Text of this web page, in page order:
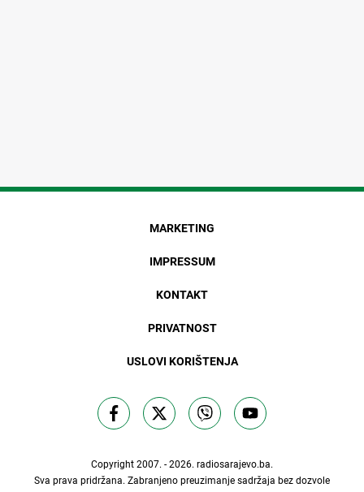
MARKETING
IMPRESSUM
KONTAKT
PRIVATNOST
USLOVI KORIŠTENJA
Copyright 2007. - 2026. radiosarajevo.ba.
Sva prava pridržana. Zabranjeno preuzimanje sadržaja bez dozvole